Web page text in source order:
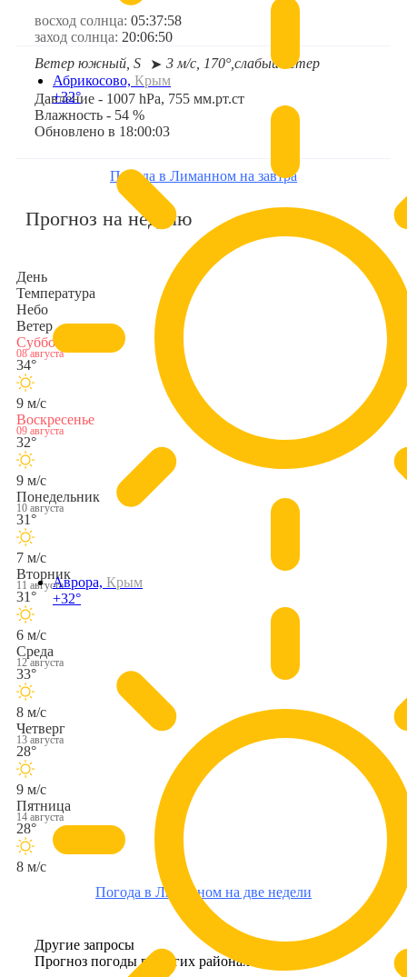
Абрикосово, Крым
+32°
Аврора, Крым
+32°
восход солнца: 05:37:58
заход солнца: 20:06:50
Ветер южный, S
➤ 3 м/с, 170°, слабый ветер
Давление - 1007 hPa, 755 мм.рт.ст
Влажность - 54 %
Обновлено в 18:00:03
Погода в Лиманном на завтра
Прогноз на неделю
День
Температура
Небо
Ветер
Суббота
08 августа
34°
9 м/с
Воскресенье
09 августа
32°
9 м/с
Понедельник
10 августа
31°
7 м/с
Вторник
11 августа
31°
6 м/с
Среда
12 августа
33°
8 м/с
Четверг
13 августа
28°
9 м/с
Пятница
14 августа
28°
8 м/с
Погода в Лиманном на две недели
Другие запросы
Прогноз погоды в других районах Крыма